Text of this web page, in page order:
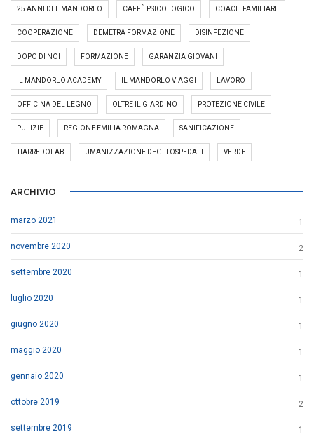
25 ANNI DEL MANDORLO CAFFÈ PSICOLOGICO COACH FAMILIARE
COOPERAZIONE DEMETRA FORMAZIONE DISINFEZIONE
DOPO DI NOI FORMAZIONE GARANZIA GIOVANI
IL MANDORLO ACADEMY IL MANDORLO VIAGGI LAVORO
OFFICINA DEL LEGNO OLTRE IL GIARDINO PROTEZIONE CIVILE
PULIZIE REGIONE EMILIA ROMAGNA SANIFICAZIONE
TIARREDOLAB UMANIZZAZIONE DEGLI OSPEDALI VERDE
ARCHIVIO
marzo 2021 1
novembre 2020 2
settembre 2020 1
luglio 2020 1
giugno 2020 1
maggio 2020 1
gennaio 2020 1
ottobre 2019 2
settembre 2019 1